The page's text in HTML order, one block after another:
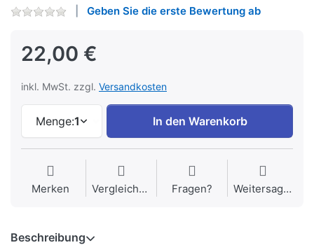
Geben Sie die erste Bewertung ab
22,00 €
inkl. MwSt. zzgl. Versandkosten
Menge:1 In den Warenkorb
Merken Vergleichen Fragen? Weitersagen
Beschreibung